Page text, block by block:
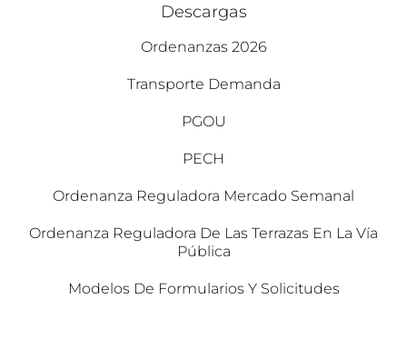
Descargas
Ordenanzas 2026
Transporte Demanda
PGOU
PECH
Ordenanza Reguladora Mercado Semanal
Ordenanza Reguladora De Las Terrazas En La Vía
Pública
Modelos De Formularios Y Solicitudes